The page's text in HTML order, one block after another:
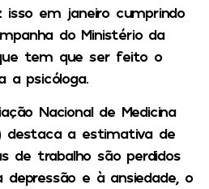
em janeiro cumprindo
do Ministério da
tem que ser feito o
a psicóloga.
Nacional de Medicina
destaca a estimativa de
de trabalho são perdidos
depressão e à ansiedade, o